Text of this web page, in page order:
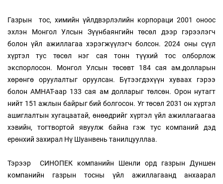
Газрын тос, химийн үйлдвэрлэлийн корпораци 2001 оноос
эхлэн Монгол Улсын Зүүнбаянгийн төсөл дээр гэрээлэгч
болон үйл ажиллагаа хэрэгжүүлэгч болсон. 2024 оны сүүл
хүртэл тус төсөл нэг сая тонн түүхий тос олборлож
экспорлосон. Монгол Улсын төсөвт 184 сая ам.долларын
хөрөнгө оруулалтыг оруулсан. Бүтээгдэхүүн хуваах гэрээ
болон АМНАТ-аар 133 сая ам долларыг төлсөн. Орон нутагт
нийт 151 ажлын байрыг бий болгосон. Уг төсөл 2031 он хүртэл
ашиглалтын хугацаатай, өнөөдрийг хүртэл үйл ажиллагаагаа
хэвийн, тогтвортой явуулж байна гэж тус компаний дэд
ерөнхий захирал Нү Шуанвень танилцууллаа.
Тэрээр СИНОПЕК компанийн Шенли орд газрын Дуншен
компанийн газрын тосны үйл ажиллагаанд анхаарал